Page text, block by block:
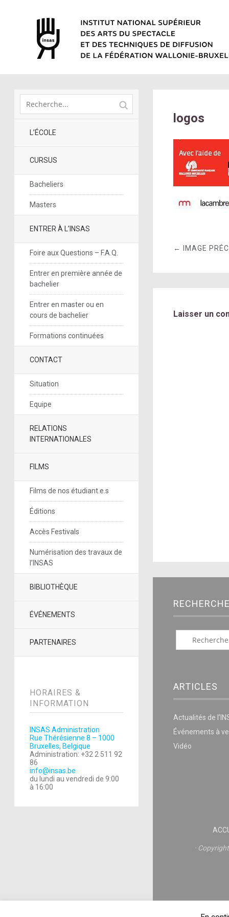
L’ÉCOLE
CURSUS
Bacheliers
Masters
ENTRER À L’INSAS
Foire aux Questions – F.A.Q.
Entrer en première année de
bachelier
Entrer en master ou en
cours de bachelier
Formations continuées
CONTACT
Situation
Equipe
RELATIONS
INTERNATIONALES
FILMS
Films de nos étudiant.e.s
Éditions
Accès Festivals
Numérisation des travaux de
l’INSAS
BIBLIOTHÈQUE
ÉVÉNEMENTS
PARTENAIRES
HORAIRES &
INFORMATION
INSAS Administration
Rue Thérésienne 8 – 1000
Bruxelles, Belgique
Administration: +32 2 511 92
86
info@insas.be
du lundi au vendredi de 9:00
à 16:00
logos
← IMAGE
Laisser un
RECHERCHE
ARTICLES
Actualités de
Événements à
Vidéo